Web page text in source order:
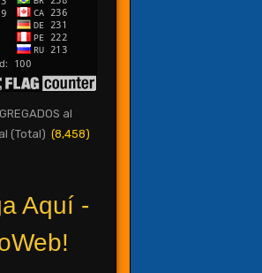
al
(Total) (8,458)
Aquí -